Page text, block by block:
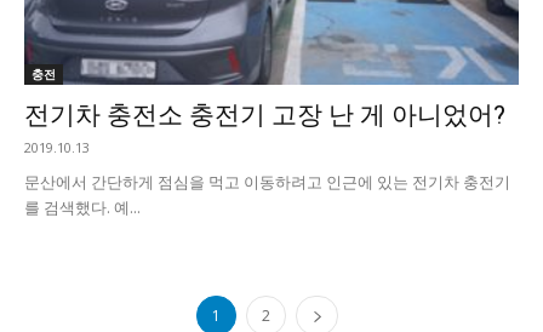
충전
전기차 충전소 충전기 고장 난 게 아니었어?
2019.10.13
문산에서 간단하게 점심을 먹고 이동하려고 인근에 있는 전기차 충전기
를 검색했다. 예...
1 2